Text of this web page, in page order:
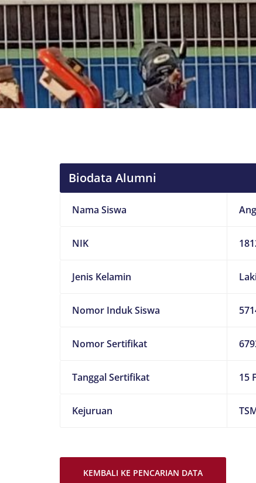
Biodata Alumni
Nama Siswa
NIK
Jenis Kelamin
Nomor Induk Siswa
Nomor Sertifikat
Tanggal Sertifikat 15
Kejuruan
KEMBALI KE PENCARIAN DATA